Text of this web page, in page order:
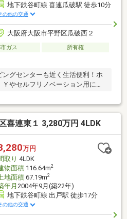
地下鉄谷町線 喜連瓜破駅 徒歩10分
の他の交通
大阪府大阪市平野区瓜破西２
ガス
所有権
グセンターも近く生活便利！ホ
やセルフリノベーション用にも
喜連東１ 3,280万円 4LDK
万円
取り 4LDK
物面積116.64m2
地面積67.19m2
年月 2004年9月(築22年)
地下鉄谷町線 出戸駅 徒歩17分
の他の交通